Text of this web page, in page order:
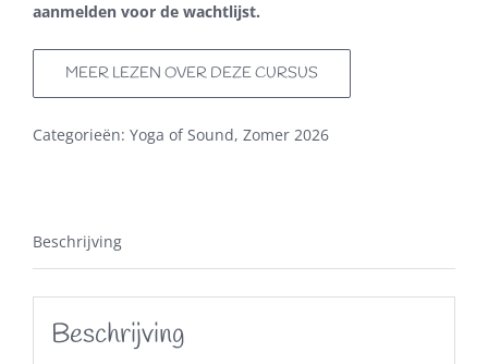
aanmelden voor de wachtlijst.
MEER LEZEN OVER DEZE CURSUS
Categorieën: Yoga of Sound, Zomer 2026
Beschrijving
Beschrijving